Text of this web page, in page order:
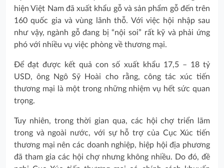
hiện Việt Nam đã xuất khẩu gỗ và sản phẩm gỗ đến trên
160 quốc gia và vùng lãnh thỗ. Với việc hội nhập sau
như vậy, ngành gỗ đang bị “nội soi” rất kỹ và phải ứng
phó với nhiều vụ việc phòng về thương mại.
Để đạt được kết quả con số xuất khẩu 17,5 – 18 tỷ
USD, ông Ngô Sỹ Hoài cho rằng, công tác xúc tiến
thương mại là một trong những nhiệm vụ hết sức quan
trọng.
Tuy nhiên, trong thời gian qua, các hội chợ triển lãm
trong và ngoài nước, với sự hỗ trợ của Cục Xúc tiến
thương mại nên các doanh nghiệp, hiệp hội địa phương
đã tham gia các hội chợ nhưng không nhiều. Do đó, đề